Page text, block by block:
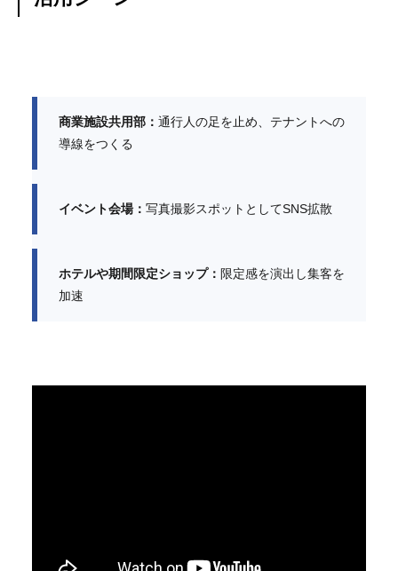
商業施設共用部： 通行人の足を止め、テナントへの
導線をつくる
イベント会場： 写真撮影スポットとしてSNS拡散
ホテルや期間限定ショップ： 限定感を演出し集客を
加速